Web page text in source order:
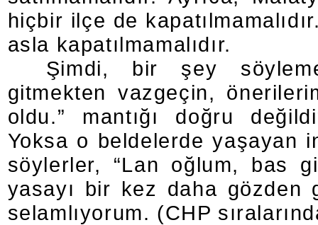
hiçbir ilçe de
asla kapatılmamalıdır.
Şimdi, bir şey
gitmekten vazgeçin,
oldu.” mantığı doğru
Yoksa o beldelerde yaşayan
söylerler, “Lan oğlum, bas
yasayı bir kez daha gözden
selamlıyorum. (CHP